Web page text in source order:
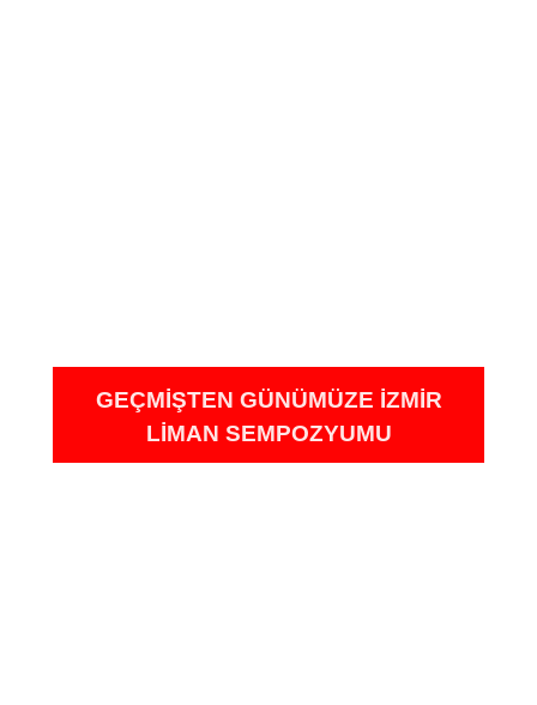
GEÇMİŞTEN GÜNÜMÜZE İZMİR
LİMAN SEMPOZYUMU